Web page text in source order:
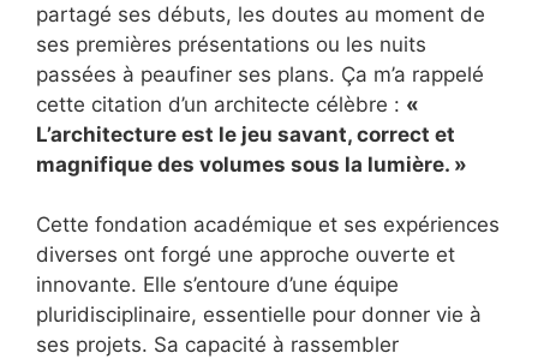
partagé ses débuts, les doutes au moment de
ses premières présentations ou les nuits
passées à peaufiner ses plans. Ça m’a rappelé
cette citation d’un architecte célèbre : «
L’architecture est le jeu savant, correct et
magnifique des volumes sous la lumière. »
Cette fondation académique et ses expériences
diverses ont forgé une approche ouverte et
innovante. Elle s’entoure d’une équipe
pluridisciplinaire, essentielle pour donner vie à
ses projets. Sa capacité à rassembler